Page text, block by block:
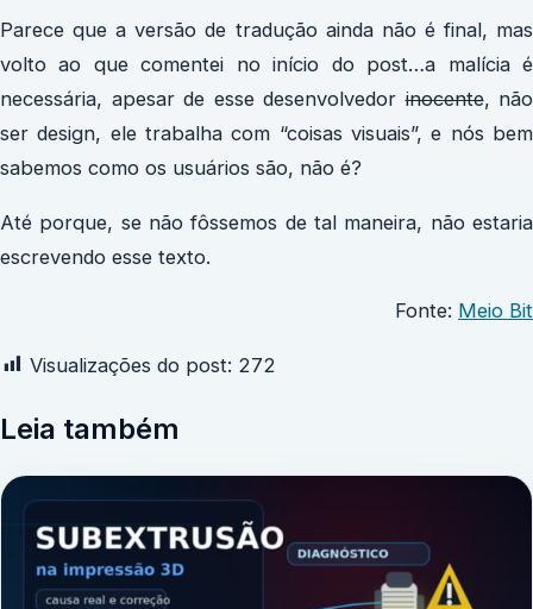
Parece que a versão de tradução ainda não é final, mas
volto ao que comentei no início do post…a malícia é
necessária, apesar de esse desenvolvedorinocente, não
ser design, ele trabalha com “coisas visuais”, e nós bem
sabemos como os usuários são, não é?
Até porque, se não fôssemos de tal maneira, não estaria
escrevendo esse texto.
Fonte: Meio Bit
Visualizações do post: 272
Leia também